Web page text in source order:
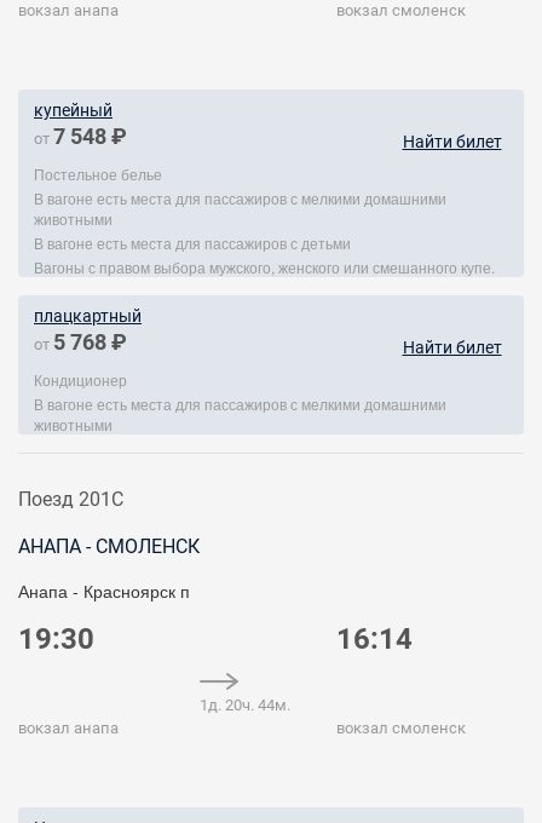
вокзал анапа вокзал смоленск
купейный
от 7 548 ₽ Найти билет
Постельное белье
В вагоне есть места для пассажиров с мелкими домашними
животными
В вагоне есть места для пассажиров с детьми
Вагоны с правом выбора мужского, женского или смешанного купе.
плацкартный
от 5 768 ₽ Найти билет
Кондиционер
В вагоне есть места для пассажиров с мелкими домашними
животными
Поезд 201С
АНАПА - СМОЛЕНСК
Анапа - Красноярск п
19:30
вокзал анапа
1д. 20ч. 44м.
16:14
вокзал смоленск